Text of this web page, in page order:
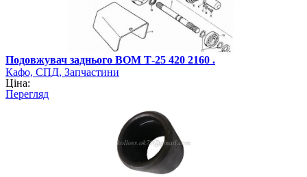
Подовжувач заднього ВОМ Т-25 420 2160 .
Кафо, СПД, Запчастини
Ціна:
Перегляд